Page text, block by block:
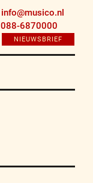
info@musico.nl
088-6870000
NIEUWSBRIEF